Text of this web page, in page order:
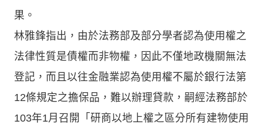
果。
林雅鋒指出，由於法務部及部分學者認為使用權之
法律性質是債權而非物權，因此不僅地政機關無法
登記，而且以往金融業認為使用權不屬於銀行法第
12條規定之擔保品，難以辦理貸款，嗣經法務部於
103年1月召開「研商以地上權之區分所有建物使用